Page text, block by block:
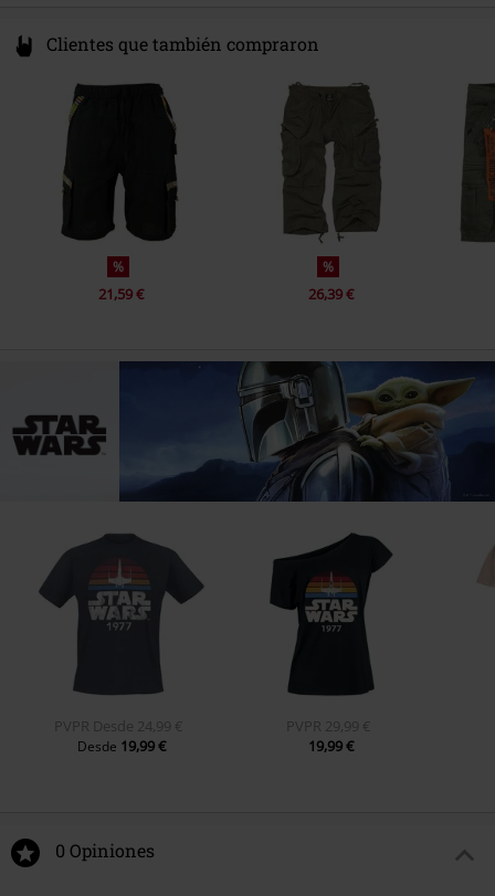
Clientes que también compraron
%
21,59 €
%
26,39 €
PVPR Desde 24,99 €
Desde 19,99 €
PVPR 29,99 €
19,99 €
0 Opiniones